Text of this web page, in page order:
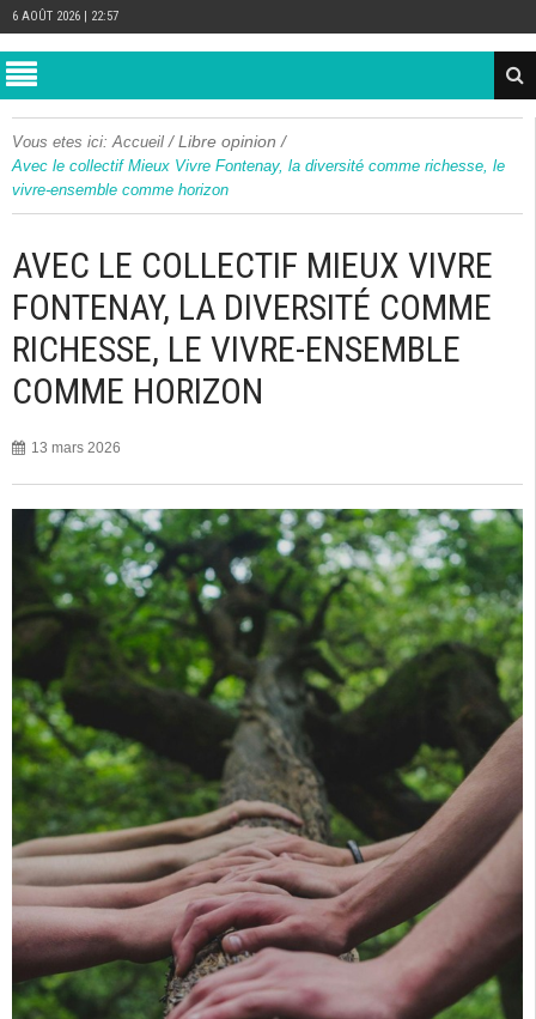
6 AOÛT 2026 | 22:57
Vous etes ici: Accueil /Libre opinion /
Avec le collectif Mieux Vivre Fontenay, la diversité comme richesse, le
vivre-ensemble comme horizon
AVEC LE COLLECTIF MIEUX VIVRE
FONTENAY, LA DIVERSITÉ COMME
RICHESSE, LE VIVRE-ENSEMBLE
COMME HORIZON
13 mars 2026